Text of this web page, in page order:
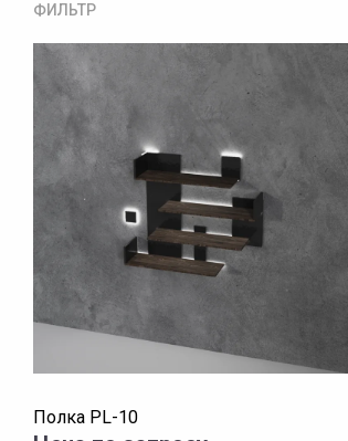
ФИЛЬТР
Полка PL-10